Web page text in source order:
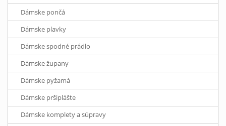
Dámske pončá
Dámske plavky
Dámske spodné prádlo
Dámske župany
Dámske pyžamá
Dámske pršiplášte
Dámske komplety a súpravy